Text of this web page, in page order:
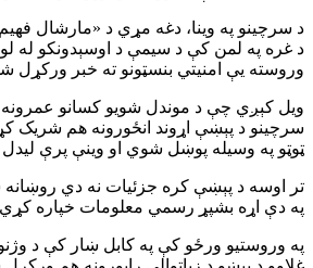
د سرچینو په وینا، دغه مړي د «مارشال
د غره په لمن کې د سیمې د اوسېدونکو له
وروسته یې امنیتي بنسټونو ته خبر ورکړل
سرچینو د پېښې اړوند انځورونه هم شریک
ټوټو په وسیله پوښل شوي او وینې پرې
تر اوسه د پېښې کره جزئیات نه دي
په دې اړه بشپړ رسمي معلومات خپاره
په وروستیو ورځو کې په کابل ښار کې د